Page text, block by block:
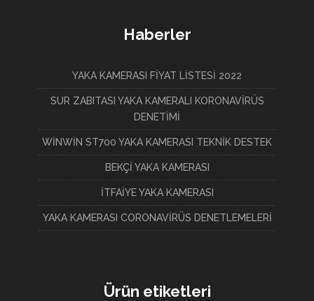
Haberler
YAKA KAMERASI FİYAT LİSTESİ 2022
SUR ZABITASI YAKA KAMERALI KORONAVİRÜS
DENETİMİ
WİNWİN ST700 YAKA KAMERASI TEKNİK DESTEK
BEKÇİ YAKA KAMERASI
İTFAİYE YAKA KAMERASI
YAKA KAMERASI CORONAVİRÜS DENETLEMELERİ
Ürün etiketleri